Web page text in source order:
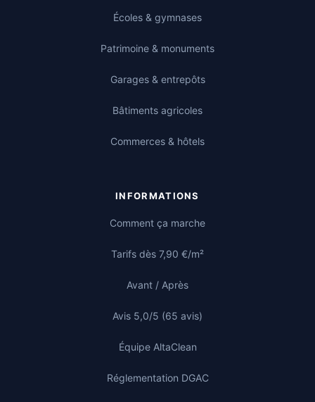
Écoles & gymnases
Patrimoine & monuments
Garages & entrepôts
Bâtiments agricoles
Commerces & hôtels
INFORMATIONS
Comment ça marche
Tarifs dès 7,90 €/m²
Avant / Après
Avis 5,0/5 (65 avis)
Équipe AltaClean
Réglementation DGAC